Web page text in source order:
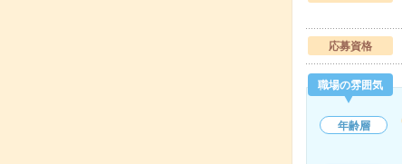
応募資格
職場の雰囲気
年齢層